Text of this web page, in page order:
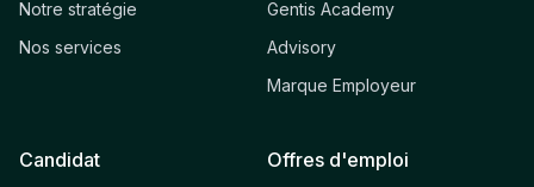
Notre stratégie
Nos services
Gentis Academy
Advisory
Marque Employeur
Candidat
Offres d'emploi